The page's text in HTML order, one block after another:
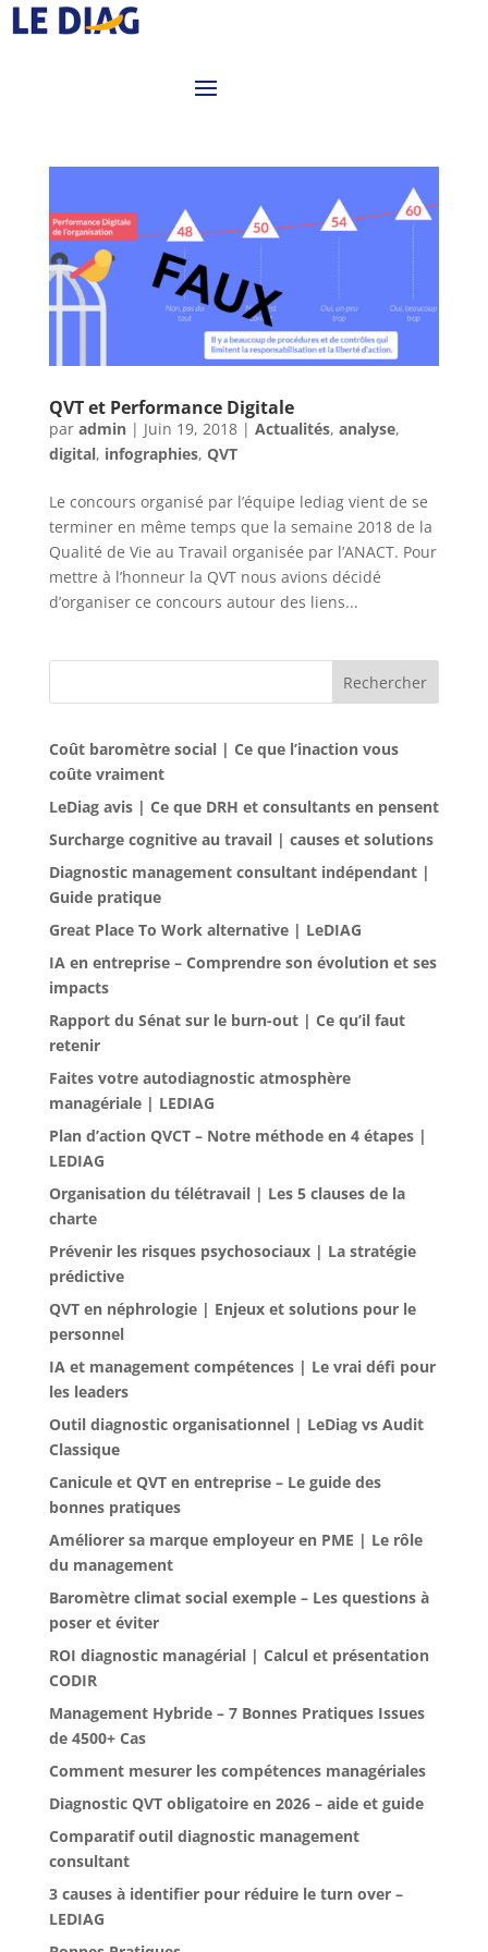
QVT et Performance Digitale
par admin| Juin 19, 2018| Actualités, analyse,
digital, infographies, QVT
Le concours organisé par l’équipe lediag vient de se
terminer en même temps que la semaine 2018 de la
Qualité de Vie au Travail organisée par l’ANACT. Pour
mettre à l’honneur la QVT nous avions décidé
d’organiser ce concours autour des liens...
Rechercher
Coût baromètre social | Ce que l’inaction vous
coûte vraiment
LeDiag avis | Ce que DRH et consultants en pensent
Surcharge cognitive au travail | causes et solutions
Diagnostic management consultant indépendant |
Guide pratique
Great Place To Work alternative | LeDIAG
IA en entreprise – Comprendre son évolution et ses
impacts
Rapport du Sénat sur le burn-out | Ce qu’il faut
retenir
Faites votre autodiagnostic atmosphère
managériale | LEDIAG
Plan d’action QVCT – Notre méthode en 4 étapes |
LEDIAG
Organisation du télétravail | Les 5 clauses de la
charte
Prévenir les risques psychosociaux | La stratégie
prédictive
QVT en néphrologie | Enjeux et solutions pour le
personnel
IA et management compétences | Le vrai défi pour
les leaders
Outil diagnostic organisationnel | LeDiag vs Audit
Classique
Canicule et QVT en entreprise – Le guide des
bonnes pratiques
Améliorer sa marque employeur en PME | Le rôle
du management
Baromètre climat social exemple – Les questions à
poser et éviter
ROI diagnostic managérial | Calcul et présentation
CODIR
Management Hybride – 7 Bonnes Pratiques Issues
de 4500+ Cas
Comment mesurer les compétences managériales
Diagnostic QVT obligatoire en 2026 – aide et guide
Comparatif outil diagnostic management
consultant
3 causes à identifier pour réduire le turn over –
LEDIAG